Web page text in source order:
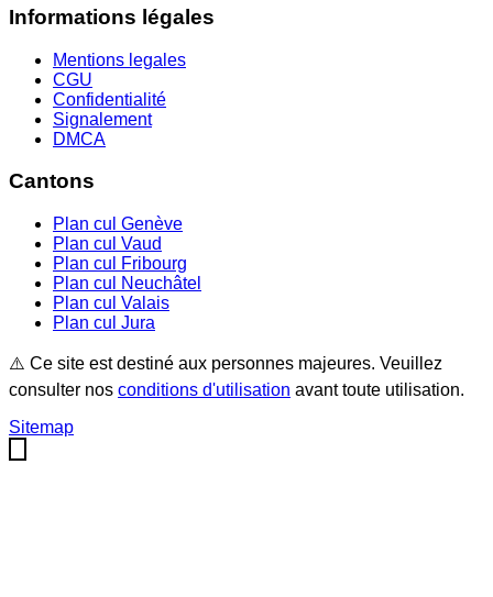
Informations légales
Mentions legales
CGU
Confidentialité
Signalement
DMCA
Cantons
Plan cul Genève
Plan cul Vaud
Plan cul
Fribourg
Plan cul
Neuchâtel
Plan cul Valais
Plan cul Jura
⚠️ Ce site est destiné aux personnes majeures. Veuillez
consulter nos conditions d'utilisation avant toute utilisation.
Sitemap